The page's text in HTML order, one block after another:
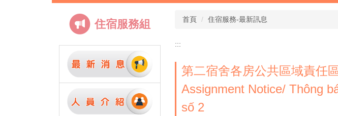
住宿服務組 首頁 住宿服務-最新訊息
:::
第二宿舍各房公共區域責任
Assignment Notice/ Thông
số 2